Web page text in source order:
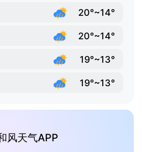
20°~14°
20°~14°
19°~13°
19°~13°
风天气APP